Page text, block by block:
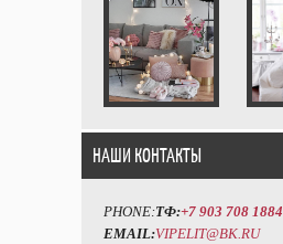
НАШИ КОНТАКТЫ
PHONE:ТФ:+7 903 708 1884
EMAIL:VIPELIT@BK.RU